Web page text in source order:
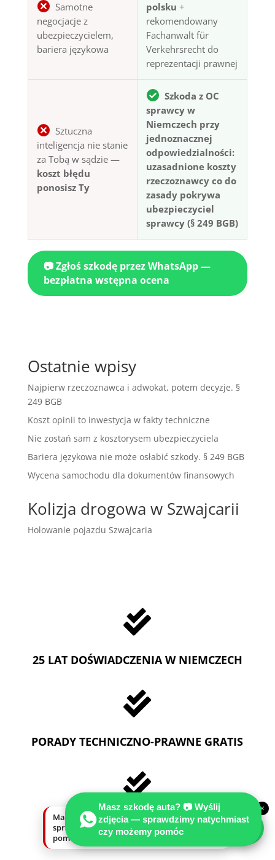
Samotne
negocjacje z
ubezpieczycielem,
bariera językowa
polsku +
rekomendowany
Fachanwalt für
Verkehrsrecht do
reprezentacji prawnej
Sztuczna
inteligencja nie stanie
za Tobą w sądzie —
koszt błędu
ponosisz Ty
Szkoda z OC
sprawcy w
Niemczech przy
jednoznacznej
odpowiedzialności:
uzasadnione koszty
rzeczoznawcy co do
zasady pokrywa
ubezpieczyciel
sprawcy (§ 249 BGB)
📷 Zgłoś szkodę przez WhatsApp —
bezpłatna wstępna ocena
Ostatnie wpisy
Najpierw rzeczoznawca i adwokat, potem decyzje. §
249 BGB
Koszt opinii to inwestycja w fakty techniczne
Nie zostań sam z kosztorysem ubezpieczyciela
Bariera językowa nie może osłabić szkody. § 249 BGB
Wycena samochodu dla dokumentów finansowych
Kolizja drogowa w Szwajcarii
Holowanie pojazdu Szwajcaria

25 LAT DOŚWIADCZENIA W NIEMCZECH

PORADY TECHNICZNO-PRAWNE GRATIS

DZIAŁAMY NA TERENIE CAŁYCH
NIEMCZECH
Masz szkodę auta? 📷 Wyślij
zdjęcia — sprawdzimy natychmiast
czy możemy pomóc
×
Masz szkodę auta? Wyślij zdjęcia —
sprawdzimy natychmiast, czy możemy
pomóc.